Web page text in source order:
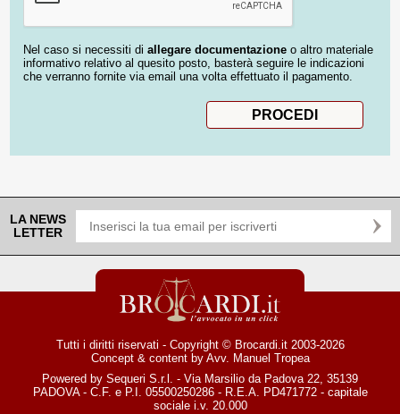
Nel caso si necessiti di allegare documentazione o altro materiale
informativo relativo al quesito posto, basterà seguire le indicazioni
che verranno fornite via email una volta effettuato il pagamento.
LA NEWS
LETTER
Tutti i diritti riservati - Copyright © Brocardi.it 2003-2026
Concept & content by Avv. Manuel Tropea
Powered by Sequeri S.r.l. - Via Marsilio da Padova 22, 35139
PADOVA - C.F. e P.I. 05500250286 - R.E.A. PD471772 - capitale
sociale i.v. 20.000